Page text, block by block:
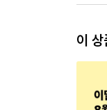
이